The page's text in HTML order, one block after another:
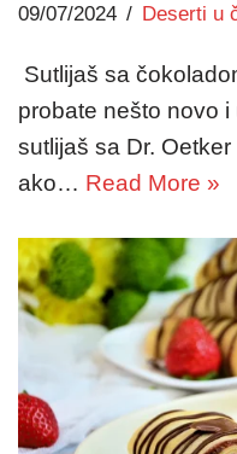
09/07/2024 Deserti u
Sutlijaš sa
probate nešto novo
sutlijaš sa Dr.
ako… Read More »